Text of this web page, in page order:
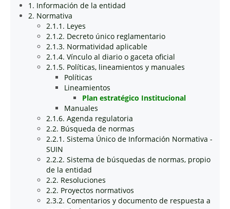
1. Información de la entidad
2. Normativa
2.1.1. Leyes
2.1.2. Decreto único reglamentario
2.1.3. Normatividad aplicable
2.1.4. Vínculo al diario o gaceta oficial
2.1.5. Políticas, lineamientos y manuales
Políticas
Lineamientos
Plan estratégico Institucional
Manuales
2.1.6. Agenda regulatoria
2.2. Búsqueda de normas
2.2.1. Sistema Único de Información Normativa -
SUIN
2.2.2. Sistema de búsquedas de normas, propio
de la entidad
2.2. Resoluciones
2.2. Proyectos normativos
2.3.2. Comentarios y documento de respuesta a